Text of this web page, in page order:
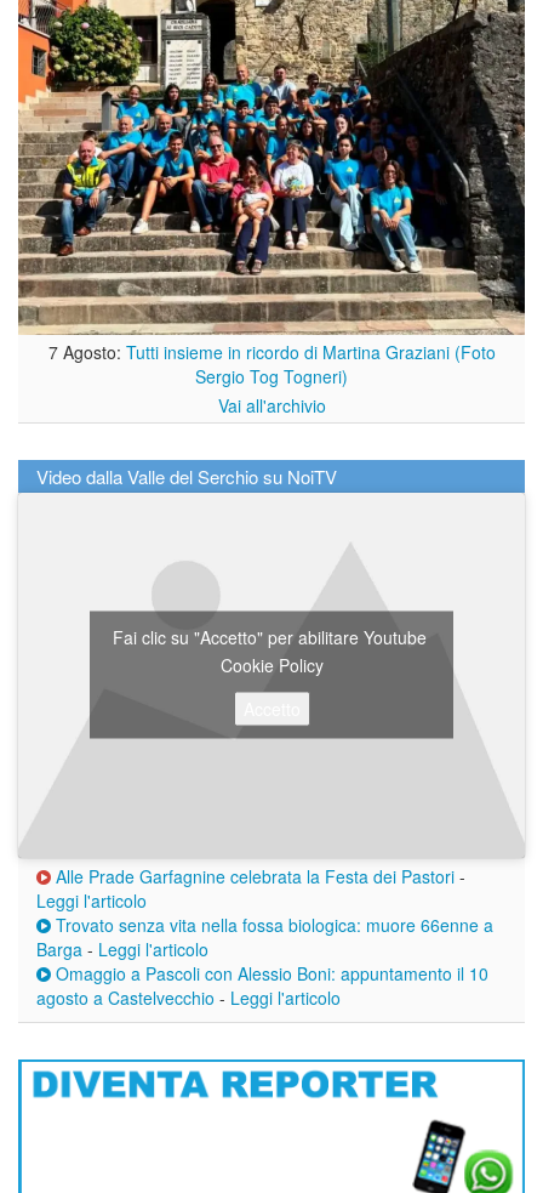
7 Agosto: Tutti insieme in ricordo di Martina Graziani (Foto
Sergio Tog Togneri)
Vai all'archivio
Video dalla Valle del Serchio su NoiTV
Fai clic su "Accetto" per abilitare Youtube
Cookie Policy
Alle Prade Garfagnine celebrata la Festa dei Pastori -
Leggi l'articolo
Trovato senza vita nella fossa biologica: muore 66enne a
Barga - Leggi l'articolo
Omaggio a Pascoli con Alessio Boni: appuntamento il 10
agosto a Castelvecchio - Leggi l'articolo